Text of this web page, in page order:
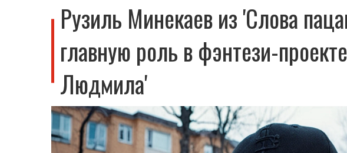
Рузиль Минекаев из 'Слова
главную роль в фэнтези-
Людмила'